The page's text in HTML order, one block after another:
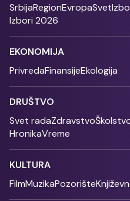
SrbijaRegionEvropaSvet
Izbori 2026
EKONOMIJA
PrivredaFinansijeEkologija
DRUŠTVO
Svet radaZdravstvo
HronikaVreme
KULTURA
FilmMuzikaPozorište